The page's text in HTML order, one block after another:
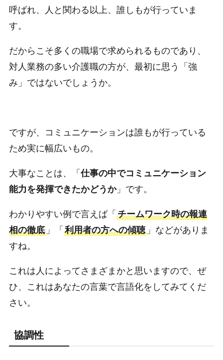
呼ばれ、人と関わる以上、誰しもが行っていま
す。
だからこそ多くの職場で求められるものであり、
対人業務の多い介護職の方が、最初に思う「強
み」ではないでしょうか。
ですが、コミュニケーションは誰もが行っている
ため実に幅広いもの。
大事なことは、「仕事の中でコミュニケーション
能力を発揮できたかどうか」です。
わかりやすい例で言えば「 チームワーク時の報連
相の徹底」「 利用者の方への傾聴」などがありま
すね。
これは人によってさまざまかと思いますので、ぜ
ひ、これはあなたの言葉で言語化をしてみてくだ
さい。
協調性